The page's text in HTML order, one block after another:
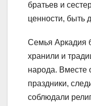
братьев и
ценности, быть
Семья Аркадия
хранили и
народа. Вместе
праздники,
соблюдали